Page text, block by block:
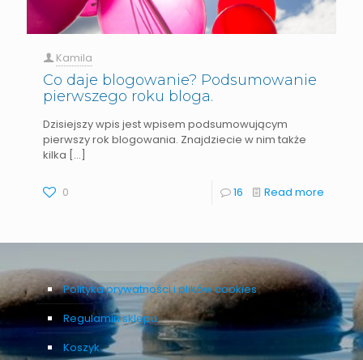
Kamila
Co daje blogowanie? Podsumowanie
pierwszego roku bloga.
Dzisiejszy wpis jest wpisem podsumowującym
pierwszy rok blogowania. Znajdziecie w nim także
kilka […]
0 16 Read more
Polityka prywatności i plików cookies
Regulamin sklepu
Koszyk